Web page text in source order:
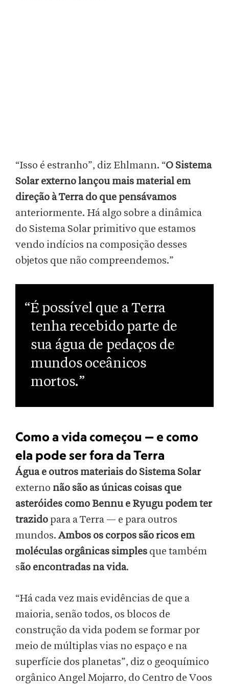
“Isso é estranho”, diz Ehlmann. “O Sistema
Solar externo lançou mais material em
direção à Terra do que pensávamos
anteriormente. Há algo sobre a dinâmica
do Sistema Solar primitivo que estamos
vendo indícios na composição desses
objetos que não compreendemos.”
“É possível que a Terra
tenha recebido parte de
sua água de pedaços de
mundos oceânicos
mortos.”
Como a vida começou — e como
ela pode ser fora da Terra
Água e outros materiais do Sistema Solar
externo não são as únicas coisas que
asteróides como Bennu e Ryugu podem ter
trazido para a Terra — e para outros
mundos. Ambos os corpos são ricos em
moléculas orgânicas simples que também
são encontradas na vida.
“Há cada vez mais evidências de que a
maioria, senão todos, os blocos de
construção da vida podem se formar por
meio de múltiplas vias no espaço e na
superfície dos planetas”, diz o geoquímico
orgânico Angel Mojarro, do Centro de Voos